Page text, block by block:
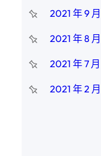
2021 年 9 月
2021 年 8 月
2021 年 7 月
2021 年 2 月